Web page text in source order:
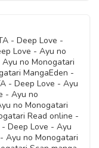
- Deep Love -
Love - Ayu no
no Monogatari
MangaEden -
- Deep Love - Ayu
- Ayu no
no Monogatari
Read online -
Deep Love - Ayu
Ayu no Monogatari